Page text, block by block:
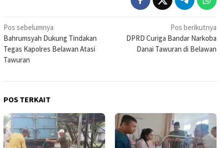
Navigasi
pos
Pos sebelumnya
Bahrumsyah Dukung Tindakan
Tegas Kapolres Belawan Atasi
Tawuran
Pos berikutnya
DPRD Curiga Bandar Narkoba
Danai Tawuran di Belawan
POS TERKAIT